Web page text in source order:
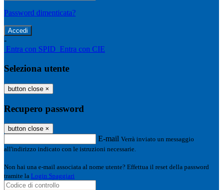
Password dimenticata?
-
Entra con SPID Entra con CIE
Seleziona utente
button close ×
Recupero password
button close ×
E-mail Verrà inviato un messaggio
all'indirizzo indicato con le istruzioni necessarie.
Non hai una e-mail associata al nome utente? Effettua il reset della password
tramite la Login Spaggiari